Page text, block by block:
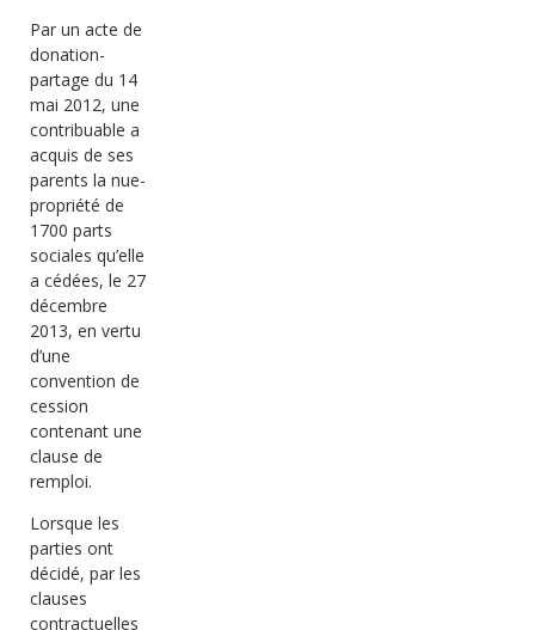
Par un acte de
donation-
partage du 14
mai 2012, une
contribuable a
acquis de ses
parents la nue-
propriété de
1700 parts
sociales qu’elle
a cédées, le 27
décembre
2013, en vertu
d’une
convention de
cession
contenant une
clause de
remploi.
Lorsque les
parties ont
décidé, par les
clauses
contractuelles